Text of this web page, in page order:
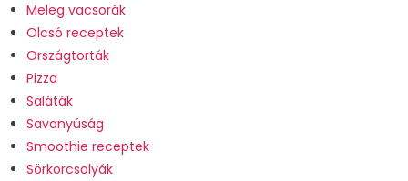
Meleg vacsorák
Olcsó receptek
Országtorták
Pizza
Saláták
Savanyúság
Smoothie receptek
Sörkorcsolyák